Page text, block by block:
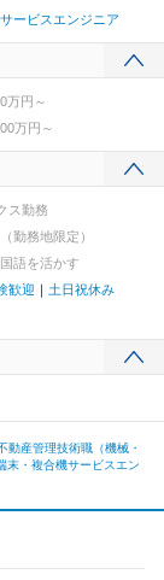
ービスエンジニア
万円～
万円～
ス勤務
勤務地限定）
語を活かす
歓迎
土日祝休み
動産管理技術職（機械・
末・複合機サービスエン